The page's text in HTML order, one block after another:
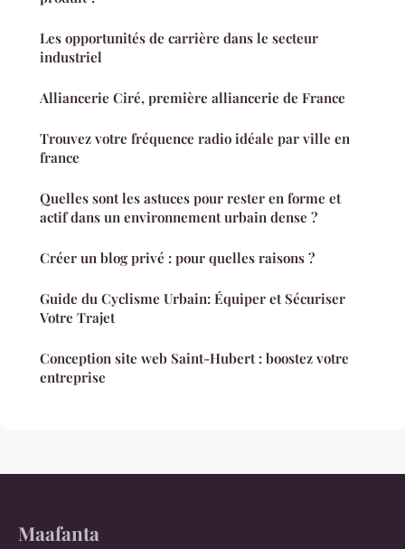
Les opportunités de carrière dans le secteur
industriel
Alliancerie Ciré, première alliancerie de France
Trouvez votre fréquence radio idéale par ville en
france
Quelles sont les astuces pour rester en forme et
actif dans un environnement urbain dense ?
Créer un blog privé : pour quelles raisons ?
Guide du Cyclisme Urbain: Équiper et Sécuriser
Votre Trajet
Conception site web Saint-Hubert : boostez votre
entreprise
Maafanta